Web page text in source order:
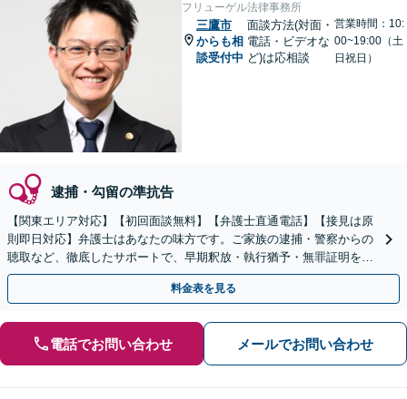
フリューゲル法律事務所
三鷹市
からも相
談受付中
面談方法(対面・
電話・ビデオな
ど)は応相談
営業時間：10:
00~19:00（土
日祝日）
逮捕・勾留の準抗告
【関東エリア対応】【初回面談無料】【弁護士直通電話】【接見は原
則即日対応】弁護士はあなたの味方です。ご家族の逮捕・警察からの
聴取など、徹底したサポートで、早期釈放・執行猶予・無罪証明を目
指します【WEB面談可】【休日・夜間・当日相談に対応】
料金表を見る
電話でお問い合わせ メールでお問い合わせ